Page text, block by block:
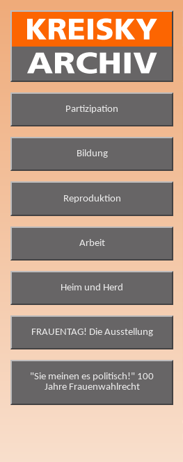
Partizipation
Bildung
Reproduktion
Arbeit
Heim und Herd
FRAUENTAG! Die Ausstellung
"Sie meinen es politisch!" 100
Jahre Frauenwahlrecht